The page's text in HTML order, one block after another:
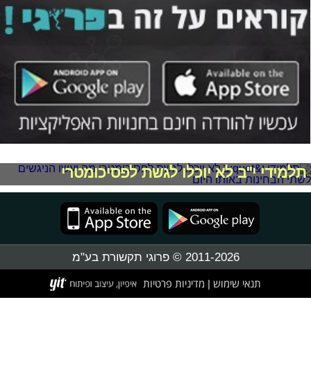
תלמידי י"ב לא יוכלו לגשת לפסיכומטרי
2011-2026 © פרוגי תקשורת בע"מ
תנאי שימוש מדיניות פרטיות